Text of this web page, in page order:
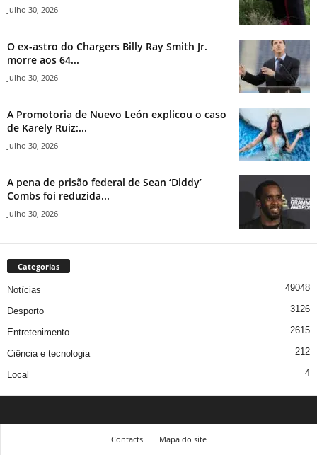
Julho 30, 2026
O ex-astro do Chargers Billy Ray Smith Jr.
morre aos 64...
Julho 30, 2026
A Promotoria de Nuevo León explicou o caso
de Karely Ruiz:...
Julho 30, 2026
A pena de prisão federal de Sean ‘Diddy’
Combs foi reduzida...
Julho 30, 2026
Categorias
Notícias 49048
Desporto 3126
Entretenimento 2615
Ciência e tecnologia 212
Local 4
Contacts Mapa do site